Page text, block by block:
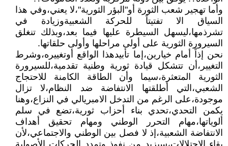
وأما تهجير شعب الثورة أو"البؤر الثورية"،لا يعني،وفي هذا
السياق الا تفتيتاً للحركة الشعبيةوزيادة في
تشرذمها،ليسهل السيطرة عليها فيما بعد،وبذلك تنغلق
السيرورة الثورية على أولى مراحلها وأولى حلقاتها.
نحن إذاً أمام خيارين،إما تأبيدهذا الواقع أوتغييره،وشرط
التغيير،أن تتشكل قيادة ثورية وطنية تقدمية،للسيرورة
الثورية المتعثرة،سيما وأن الطاقة الكامنة للاحتجاج
الشعبي،التي أطلقتها الانتفاضة ضد النظام،لا تزال
موجودة،على الرغم من التدخل الامبريالي في النزاع،وهنا
يكمن التحدي،تحدي بناء أحزاب ثورية،تضع في سلم
ألوياتها،مهام التحرر الوطني ومهام تحقيق أهداف
الانتفاضة الشعبية،إذ لا فصل بين الوطني والاجتماعي،لأن